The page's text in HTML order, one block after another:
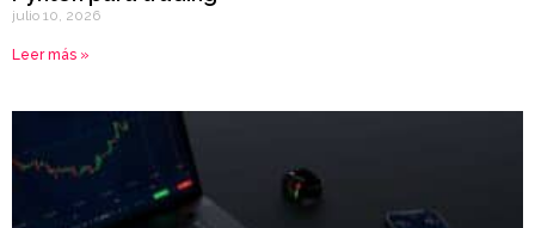
julio 10, 2026
Leer más »